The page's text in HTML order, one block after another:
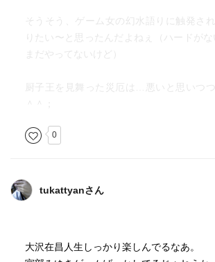
そうそう、ゲーム女の幻水語りに触発さ
りたい〜と思ったんだよねぇ（ハードがな
まだやってないけど）
厨子王を見舞った災厄は…悪いと思いつつ
0
tukattyanさん
大沢在昌人生しっかり楽しんでるなあ。